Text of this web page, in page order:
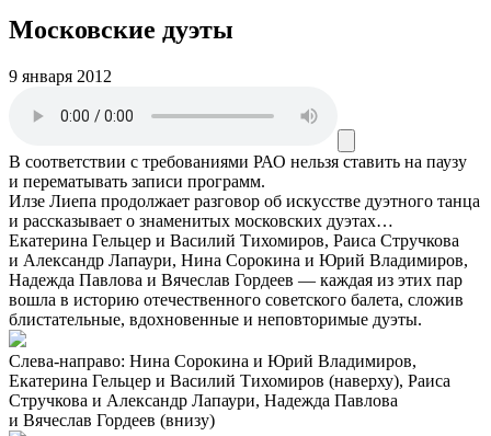
Московские дуэты
9 января 2012
В соответствии с требованиями РАО нельзя ставить на паузу
и перематывать записи программ.
Илзе Лиепа продолжает разговор об искусстве дуэтного танца
и рассказывает о знаменитых московских дуэтах…
Екатерина Гельцер и Василий Тихомиров, Раиса Стручкова
и Александр Лапаури, Нина Сорокина и Юрий Владимиров,
Надежда Павлова и Вячеслав Гордеев — каждая из этих пар
вошла в историю отечественного советского балета, сложив
блистательные, вдохновенные и неповторимые дуэты.
Слева-направо: Нина Сорокина и Юрий Владимиров,
Екатерина Гельцер и Василий Тихомиров (наверху), Раиса
Стручкова и Александр Лапаури, Надежда Павлова
и Вячеслав Гордеев (внизу)